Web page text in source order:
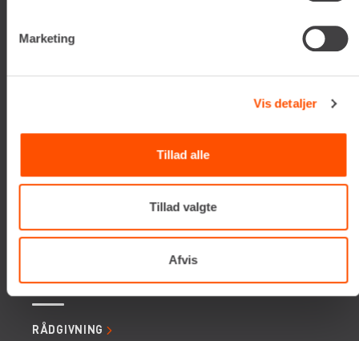
Marketing
Vis detaljer
Tillad alle
Tillad valgte
Afvis
SERVICES
RÅDGIVNING